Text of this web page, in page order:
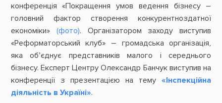
конференція «Покращення умов ведення бізнесу –
головний фактор створення конкурентноздатної
економіки» (фото). Організатором заходу виступив
«Реформаторський клуб» – громадська організація,
яка об’єднує представників малого і середнього
бізнесу. Експерт Центру Олександр Банчук виступив на
конференції з презентацією на тему«Інспекційна
діяльність в Україні».